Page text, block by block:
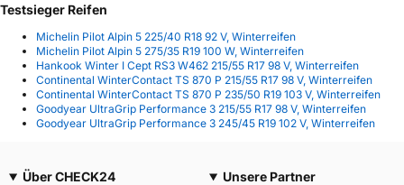
Testsieger Reifen
Michelin Pilot Alpin 5 225/40 R18 92 V, Winterreifen
Michelin Pilot Alpin 5 275/35 R19 100 W, Winterreifen
Hankook Winter I Cept RS3 W462 215/55 R17 98 V, Winterreifen
Continental WinterContact TS 870 P 215/55 R17 98 V, Winterreifen
Continental WinterContact TS 870 P 235/50 R19 103 V, Winterreifen
Goodyear UltraGrip Performance 3 215/55 R17 98 V, Winterreifen
Goodyear UltraGrip Performance 3 245/45 R19 102 V, Winterreifen
Über CHECK24
Unsere Partner